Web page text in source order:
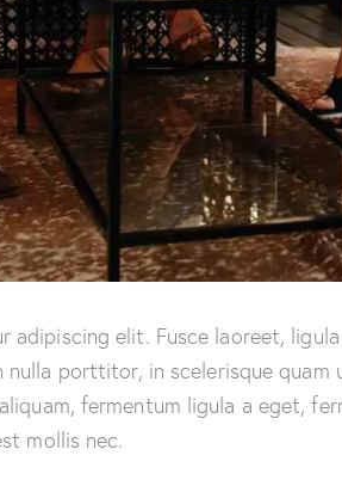
adipiscing elit. Fusce laoreet,
porttitor, in scelerisque
fermentum ligula a eget,
mollis nec.